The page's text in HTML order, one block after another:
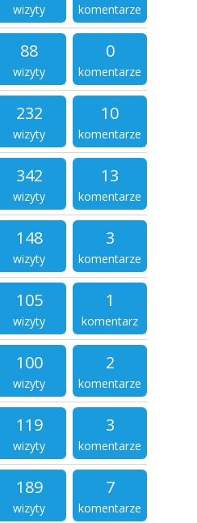
wizyty komentarze
88
wizyty
0
komentarze
232
wizyty
10
komentarze
342
wizyty
13
komentarze
148
wizyty
3
komentarze
105
wizyty
1
komentarz
100
wizyty
2
komentarze
119
wizyty
3
komentarze
189
wizyty
7
komentarze